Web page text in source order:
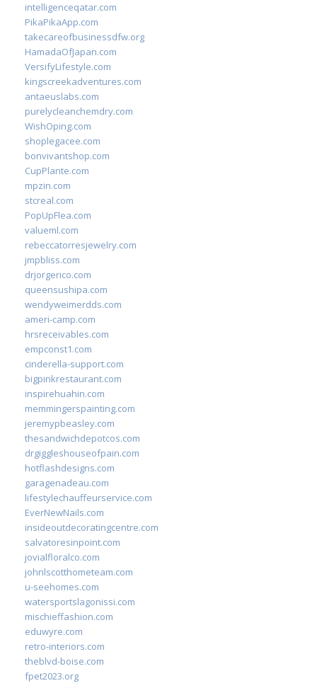
intelligenceqatar.com
PikaPikaApp.com
takecareofbusinessdfw.org
HamadaOfJapan.com
VersifyLifestyle.com
kingscreekadventures.com
antaeuslabs.com
purelycleanchemdry.com
WishOping.com
shoplegacee.com
bonvivantshop.com
CupPlante.com
mpzin.com
stcreal.com
PopUpFlea.com
valueml.com
rebeccatorresjewelry.com
jmpbliss.com
drjorgerico.com
queensushipa.com
wendyweimerdds.com
ameri-camp.com
hrsreceivables.com
empconst1.com
cinderella-support.com
bigpinkrestaurant.com
inspirehuahin.com
memmingerspainting.com
jeremypbeasley.com
thesandwichdepotcos.com
drgiggleshouseofpain.com
hotflashdesigns.com
garagenadeau.com
lifestylechauffeurservice.com
EverNewNails.com
insideoutdecoratingcentre.com
salvatoresinpoint.com
jovialfloralco.com
johnlscotthometeam.com
u-seehomes.com
watersportslagonissi.com
mischieffashion.com
eduwyre.com
retro-interiors.com
theblvd-boise.com
fpet2023.org